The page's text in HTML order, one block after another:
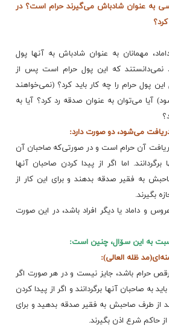
به عنوان شادباش می‌گیرند حرام است؟ در
مهمانان به عنوان شادباش به آنها پول
نمی‌دانستند که این پول حرام است پس از
پول حرام را چه کار باید کرد؟ (نمی‌خواهند
‌آیا می‌توان به عنوان صدقه رد کرد؟ آیا به
می‌شود، دو صورت دارد:
آن حرام است و در صورتی‌که صاحبان آن
اما اگر از پیدا کردن صاحبان آنها
به فقیر صدقه بدهند و برای این کار از
بگیرند.
و داماد یا دیگر افراد باشد، در این صورت
به این سۆال، چنین است:
ظله العالی):
رقص حرام باشد، جایز نیست و در هر صورت اگر
به صاحبان آنها برگردانند و اگر از پیدا کردن
از طرف صاحبش به فقیر صدقه بدهید و برای
از حاکم شرع اذن بگیرند.